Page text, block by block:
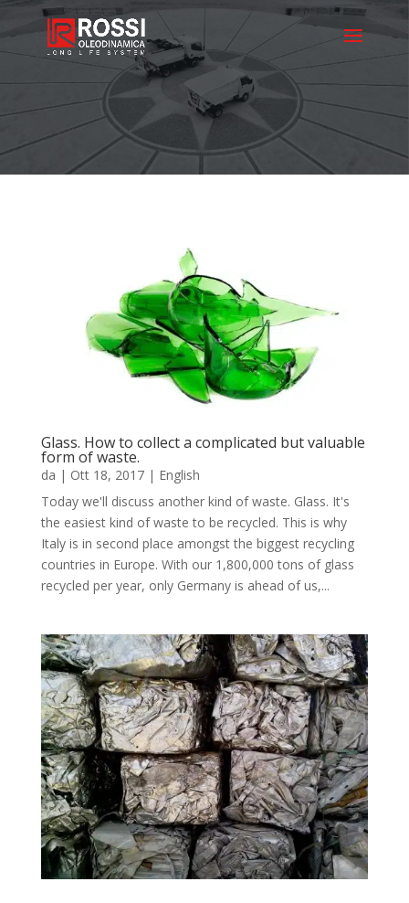
Glass. How to collect a complicated but valuable
form of waste.
da | Ott 18, 2017| English
Today we'll discuss another kind of waste. Glass. It's
the easiest kind of waste to be recycled. This is why
Italy is in second place amongst the biggest recycling
countries in Europe. With our 1,800,000 tons of glass
recycled per year, only Germany is ahead of us,...